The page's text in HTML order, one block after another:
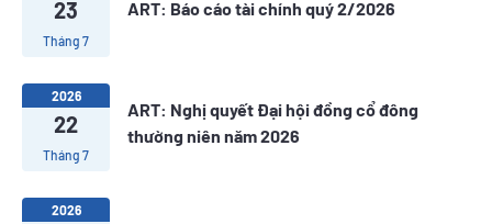
23
Tháng 7
ART: Báo cáo tài chính quý 2/2026
2026
22
Tháng 7
ART: Nghị quyết Đại hội đồng cổ đông
thường niên năm 2026
2026